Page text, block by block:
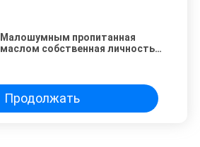
Малошумным пропитанная
маслом собственная личность
Продолжать